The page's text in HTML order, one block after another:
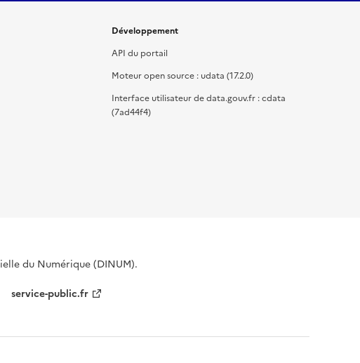
Développement
API du portail
Moteur open source : udata (17.2.0)
Interface utilisateur de data.gouv.fr : cdata
(7ad44f4)
du Numérique (DINUM).
service-public.fr